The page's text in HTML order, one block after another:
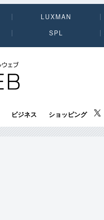
LUXMAN
SPL
ビジネス ショッピング